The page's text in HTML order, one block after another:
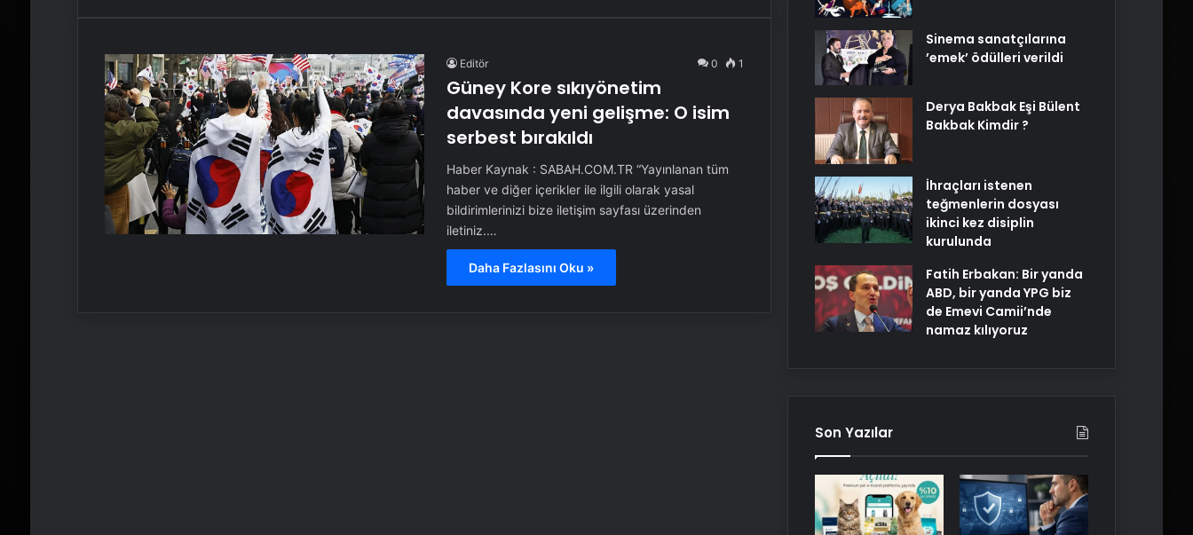
Editör 0 1
Güney Kore sıkıyönetim
davasında yeni gelişme: O isim
serbest bırakıldı
Haber Kaynak : SABAH.COM.TR “Yayınlanan tüm
haber ve diğer içerikler ile ilgili olarak yasal
bildirimlerinizi bize iletişim sayfası üzerinden
iletiniz.…
Daha Fazlasını Oku »
Sinema sanatçılarına
’emek’ ödülleri verildi
Derya Bakbak Eşi Bülent
Bakbak Kimdir ?
İhraçları istenen
teğmenlerin dosyası
ikinci kez disiplin
kurulunda
Fatih Erbakan: Bir yanda
ABD, bir yanda YPG biz
de Emevi Camii’nde
namaz kılıyoruz
Son Yazılar